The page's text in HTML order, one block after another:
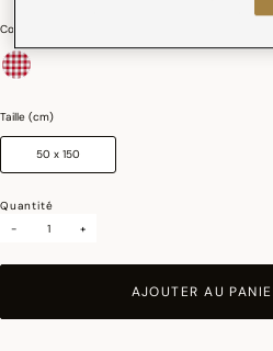
Couleurs :
Taille (cm)
50 x 150
Quantité
-
+
AJOUTER AU